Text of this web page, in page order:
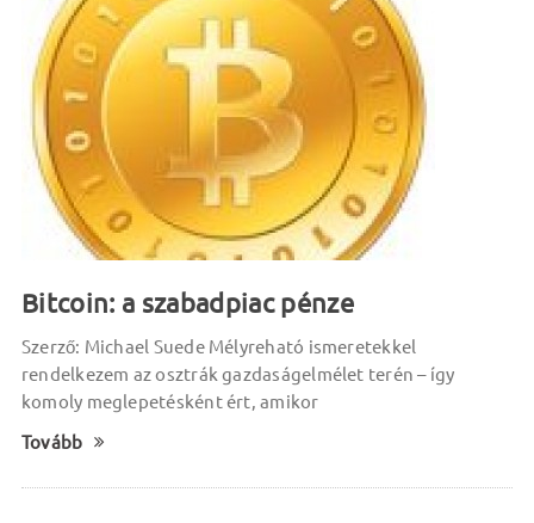
Bitcoin: a szabadpiac pénze
Szerző: Michael Suede Mélyreható ismeretekkel
rendelkezem az osztrák gazdaságelmélet terén – így
komoly meglepetésként ért, amikor
Tovább